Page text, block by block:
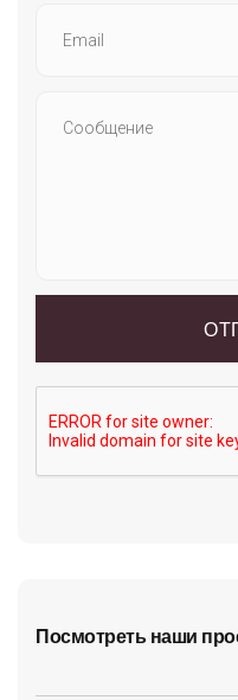
Посмотреть наши